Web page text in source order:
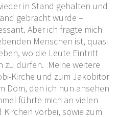
in Stand gehalten und
gebracht wurde –
Aber ich fragte mich
Menschen ist, quasi
wo die Leute Eintritt
zu dürfen. Meine weitere
Kirche und zum Jakobitor
Dom, den ich nun ansehen
führte mich an vielen
vorbei, sowie zum